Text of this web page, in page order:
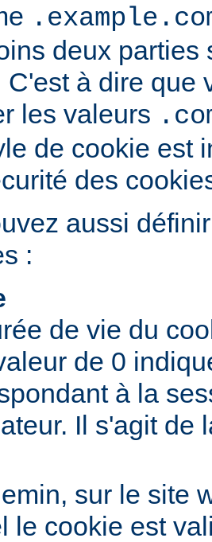
deux parties
C'est à dire que
les valeurs
de cookie est
des
aussi
:
de vie du
de 0
à la
Il s'agit de
sur le site
le cookie est